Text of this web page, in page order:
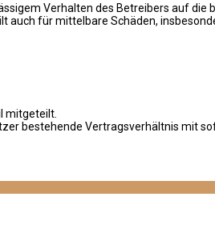
Verhalten des Betreibers auf die
auch für mittelbare Schäden,
mitgeteilt.
bestehende Vertragsverhältnis mit